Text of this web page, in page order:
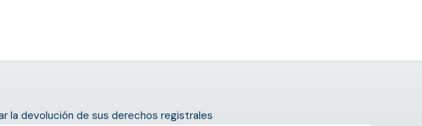
la devolución de sus derechos registrales